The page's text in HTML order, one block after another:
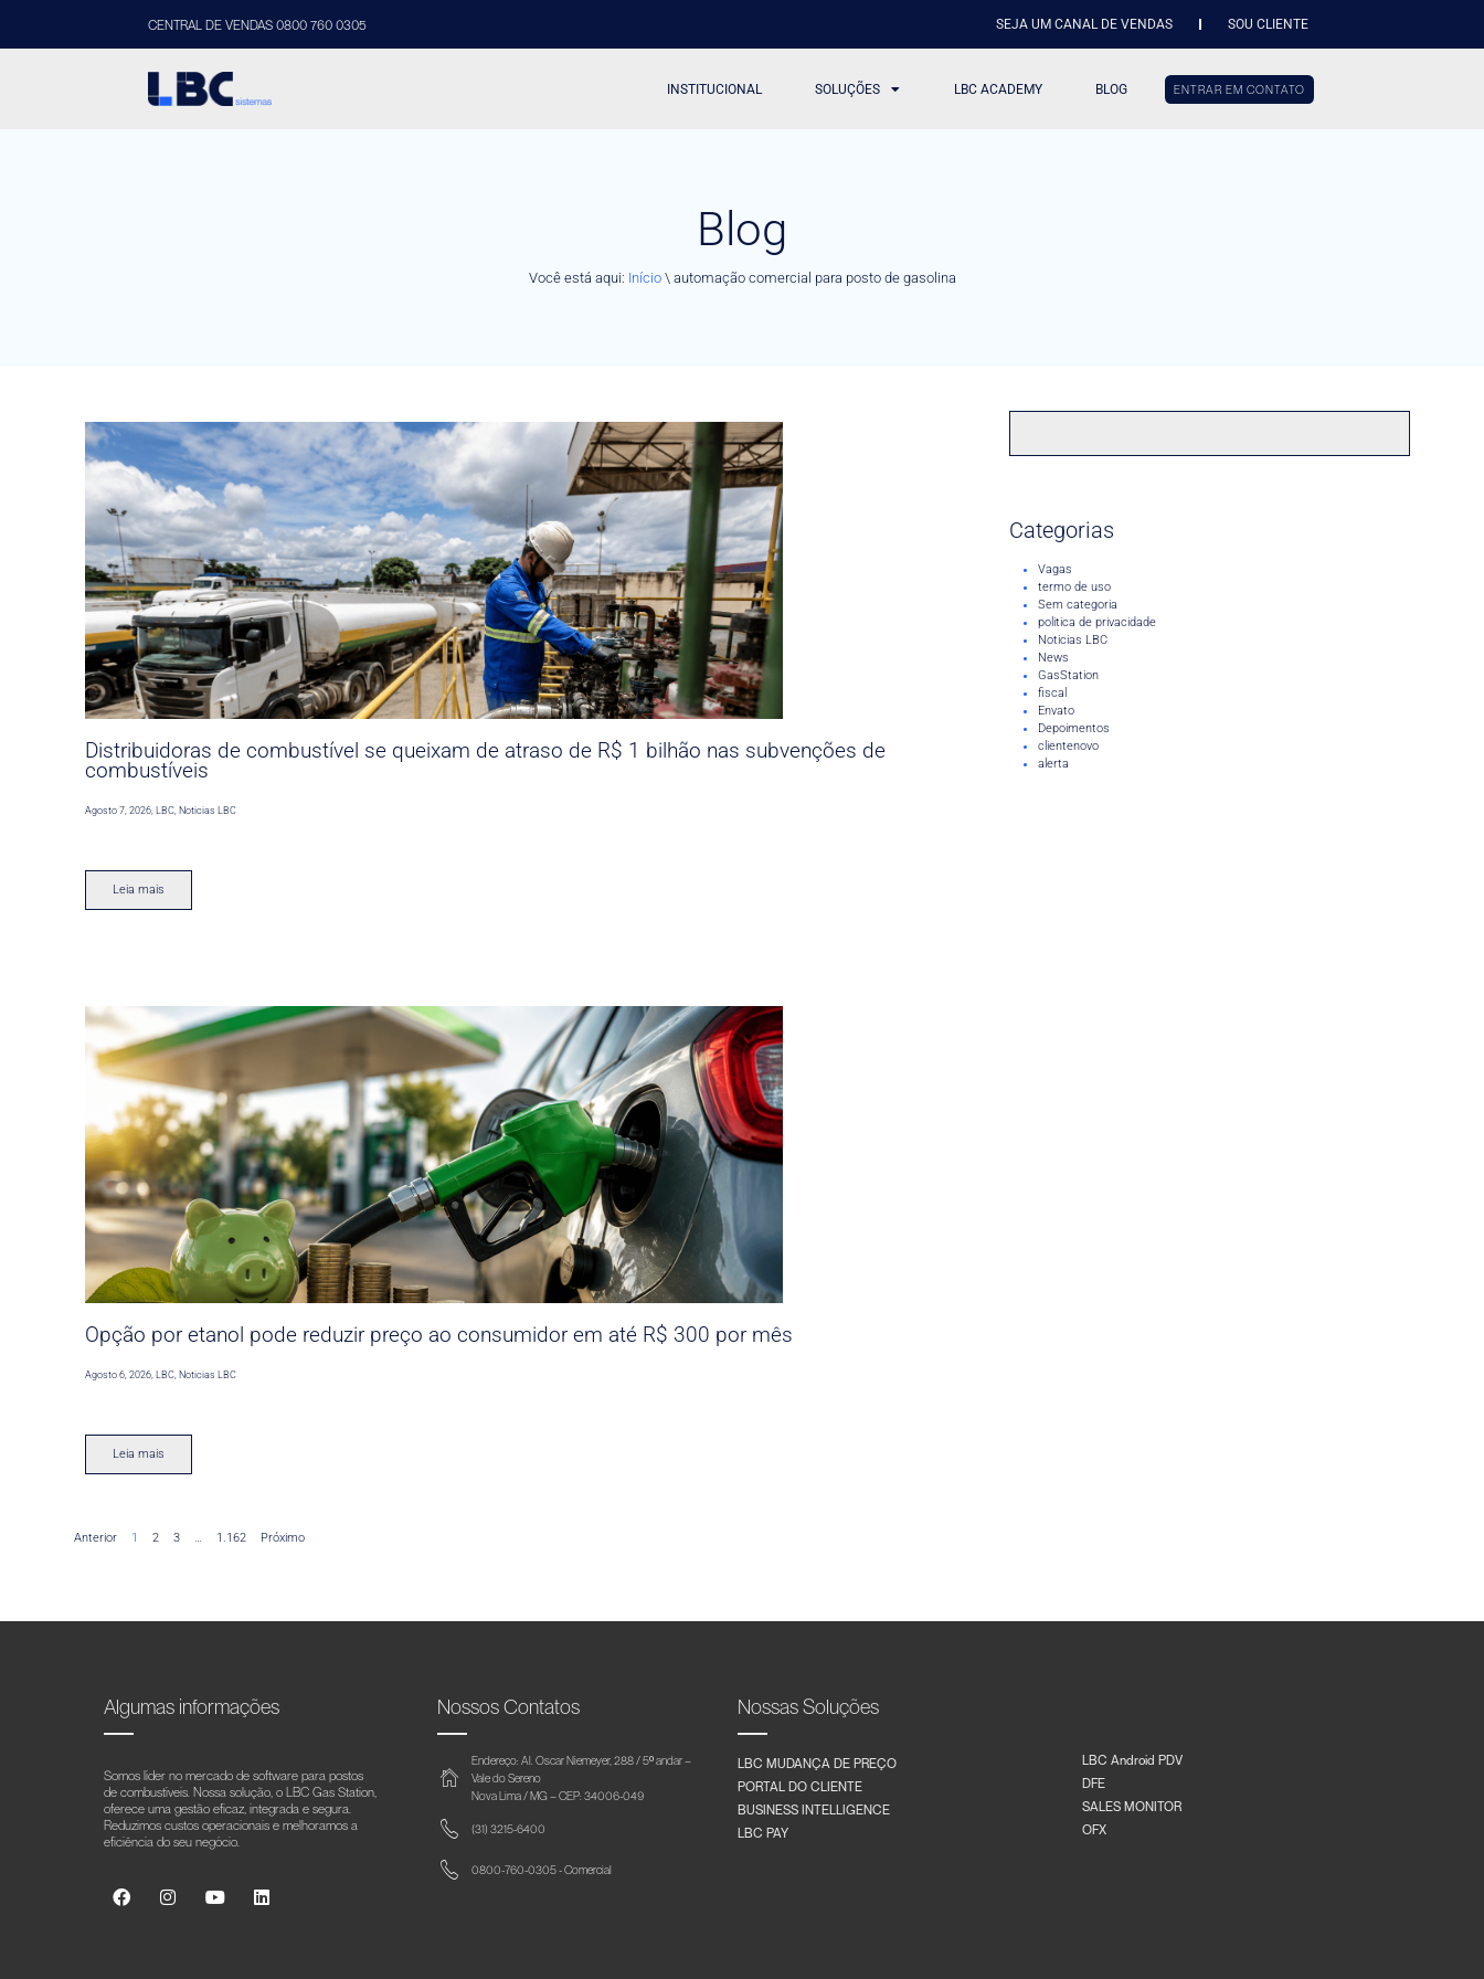
CENTRAL DE VENDAS 0800 760 0305 SEJA UM CANAL DE VENDAS SOU CLIENTE
INSTITUCIONAL SOLUÇÕES LBC ACADEMY BLOG ENTRAR EM CONTATO
Blog
Você está aqui: Início\ automação comercial para posto de gasolina
Distribuidoras de combustível se queixam de atraso de R$ 1 bilhão nas subvenções de
combustíveis
Agosto 7, 2026,LBC,Noticias LBC
Leia mais
Opção por etanol pode reduzir preço ao consumidor em até R$ 300 por mês
Agosto 6, 2026 ,LBC Noticias LBC
Leia mais
Anterior 1 2 3 … 1.162 Próximo
Categorias
Vagas
termo de uso
Sem categoria
politica de privacidade
Noticias LBC
News
GasStation
fiscal
Envato
Depoimentos
clientenovo
alerta
Algumas informações
Somos líder no mercado de software para postos
de combustíveis. Nossa solução, o LBC Gas Station,
oferece uma gestão eficaz, integrada e segura.
Reduzimos custos operacionais e melhoramos a
eficiência do seu negócio.
Nossos Contatos
Endereço: Al. Oscar Niemeyer, 288 / 5º andar –
Vale do Sereno
Nova Lima / MG – CEP: 34006-049
(31) 3215-6400
0800-760-0305 - Comercial
Nossas Soluções
LBC MUDANÇA DE PREÇO
PORTAL DO CLIENTE
BUSINESS INTELLIGENCE
LBC PAY
LBC Android PDV
DFE
SALES MONITOR
OFX